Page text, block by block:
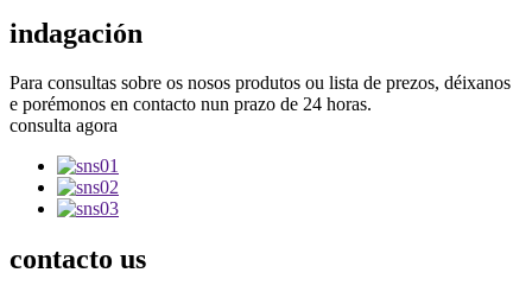
indagación
Para consultas sobre os nosos produtos ou lista de prezos, déixanos
e porémonos en contacto nun prazo de 24 horas.
consulta agora
contacto us